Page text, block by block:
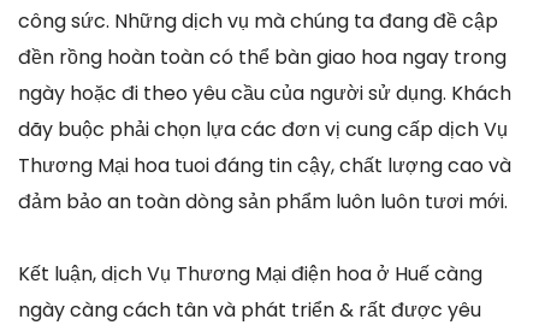
công sức. Những dịch vụ mà chúng ta đang đề cập
đền rồng hoàn toàn có thể bàn giao hoa ngay trong
ngày hoặc đi theo yêu cầu của người sử dụng. Khách
dãy buộc phải chọn lựa các đơn vị cung cấp dịch Vụ
Thương Mại hoa tuoi đáng tin cậy, chất lượng cao và
đảm bảo an toàn dòng sản phẩm luôn luôn tươi mới.
Kết luận, dịch Vụ Thương Mại điện hoa ở Huế càng
ngày càng cách tân và phát triển & rất được yêu